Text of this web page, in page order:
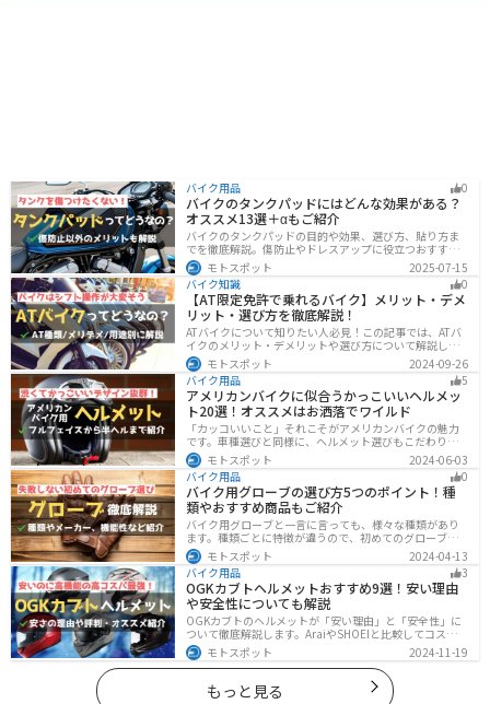
バイク用品 0
バイクのタンクパッドにはどんな効果がある？
オススメ13選＋αもご紹介
バイクのタンクパッドの目的や効果、選び方、貼り方ま
でを徹底解説。傷防止やドレスアップに役立つおすすめ
アイテムも紹介。初心者にも分かりやすい内容で、タン
クパッド選びに迷っている方に最適な情報をお届けしま
す。
モトスポット
2025-07-15
バイク知識
0
【AT限定免許で乗れるバイク】メリット・デメ
リット・選び方を徹底解説！
ATバイクについて知りたい人必見！この記事では、ATバ
イクのメリット・デメリットや選び方について解説しま
す。 実はAT限定免許で乗れるバイクの種類は多数ありま
す。記事を参考に、自分に合ったATバイクを選びましょ
う。
モトスポット
2024-09-26
バイク用品
5
アメリカンバイクに似合うかっこいいヘルメッ
ト20選！オススメはお洒落でワイルド
「カッコいいこと」それこそがアメリカンバイクの魅力
です。車種選びと同様に、ヘルメット選びもこだわりた
いところですよね。アメリカンバイクの魅力をもっと引
き立ててくれるオススメのヘルメットを紹介します。
モトスポット
2024-06-03
バイク用品
0
バイク用グローブの選び方5つのポイント！種
類やおすすめ商品もご紹介
バイク用グローブと一言に言っても、様々な種類があり
ます。種類ごとに特徴が違うので、初めてのグローブ選
びで失敗しないように、しっかりと理解して選ぶように
しましょう。この記事では、特徴やメリットデメリッ
ト、有名メーカーなど初心者が知っておくべきことをま
とめました。
モトスポット
2024-04-13
バイク用品
3
OGKカブトヘルメットおすすめ9選！安い理由
や安全性についても解説
OGKカブトのヘルメットが「安い理由」と「安全性」に
ついて徹底解説します。AraiやSHOEIと比較してコスパが
高く、信頼性も兼ね備えたOGKカブトのヘルメット。初
心者ライダーからベテランまでおすすめのモデル9選と、
実際の口コミや評判、選び方も詳しく紹介します。
モトスポット 2024-11-19
もっと見る